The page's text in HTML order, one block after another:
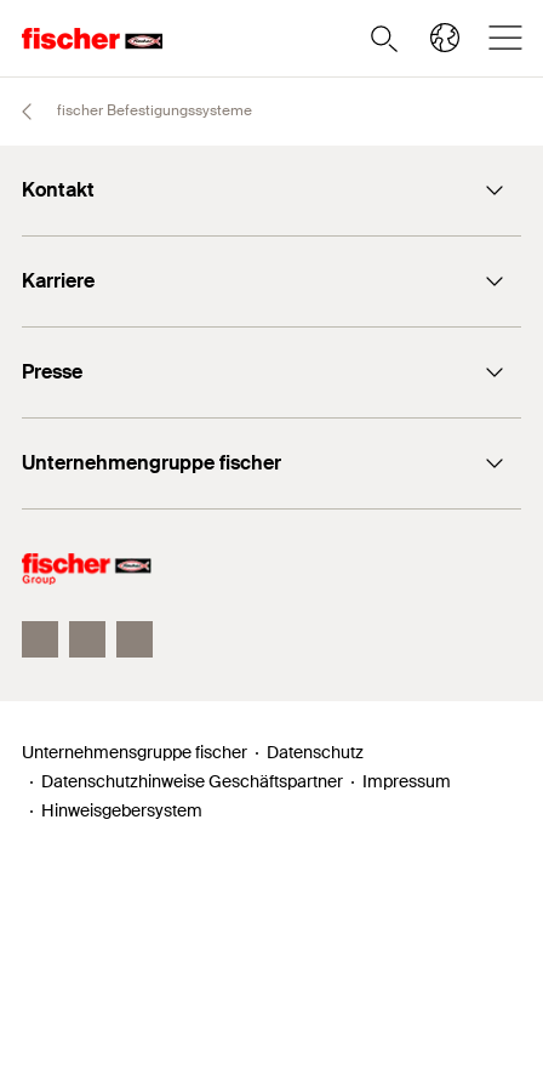
fischer Befestigungssysteme
Kontakt
+49 7443 12-0
Karriere
Gute Gründe
Ausbildung
Professionals
Presse
Mediathek
Podcasts
Unternehmengruppe fischer
Unser Leitbild
Unternehmensgruppe fischer
Datenschutz
Datenschutzhinweise Geschäftspartner
Impressum
Hinweisgebersystem